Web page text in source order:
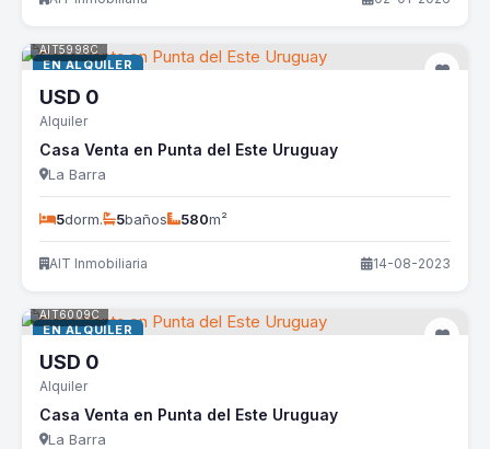
EN ALQUILER
AIT5998C
USD 0
Alquiler
Casa Venta en Punta del Este Uruguay
La Barra
5dorm. 5baños 580m²
AIT Inmobiliaria 14-08-2023
EN ALQUILER
AIT6009C
USD 0
Alquiler
Casa Venta en Punta del Este Uruguay
La Barra